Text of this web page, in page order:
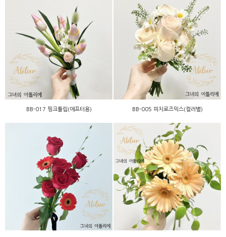
BB-017 핑크튤립(애프터
용)
BB-017 핑크튤립(애프터용)
BB-005 피치로즈믹스(컬러
별)
BB-005 피치로즈믹스(컬러별)
미니-011 레드로즈
BA-010 피치거베라(컬러
별)